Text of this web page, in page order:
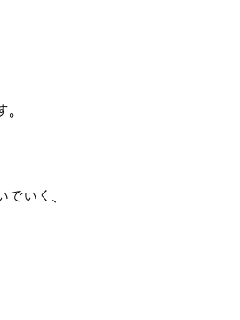
いく、